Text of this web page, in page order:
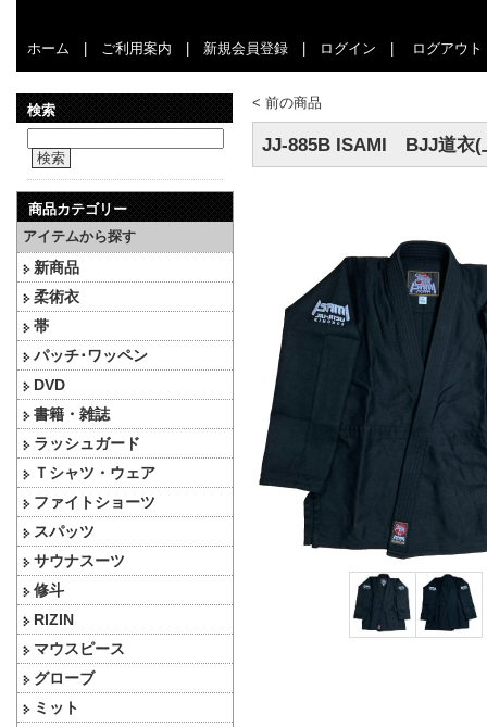
ホーム ご利用案内 新規会員登録 ログイン ログアウト
検索
検索
商品カテゴリー
アイテムから探す
新商品
柔術衣
帯
パッチ･ワッペン
DVD
書籍・雑誌
ラッシュガード
Ｔシャツ・ウェア
ファイトショーツ
スパッツ
サウナスーツ
修斗
RIZIN
マウスピース
グローブ
ミット
< 前の商品
JJ-885B ISAMI BJJ道